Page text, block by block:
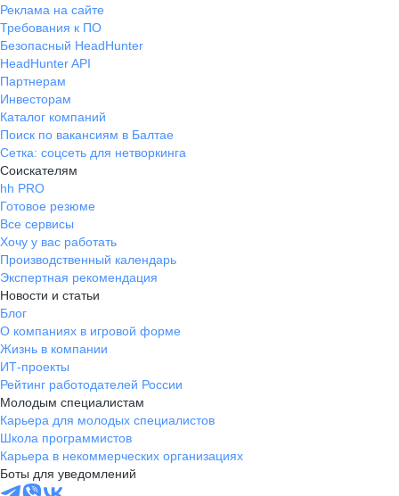
Реклама на сайте
Требования к ПО
Безопасный HeadHunter
HeadHunter API
Партнерам
Инвесторам
Каталог компаний
Поиск по вакансиям в Балтае
Сетка: соцсеть для нетворкинга
Соискателям
hh PRO
Готовое резюме
Все сервисы
Хочу у вас работать
Производственный календарь
Экспертная рекомендация
Новости и статьи
Блог
О компаниях в игровой форме
Жизнь в компании
ИТ-проекты
Рейтинг работодателей России
Молодым специалистам
Карьера для молодых специалистов
Школа программистов
Карьера в некоммерческих организациях
Боты для уведомлений